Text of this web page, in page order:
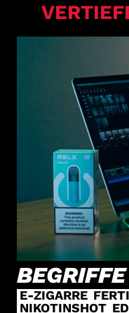
BEGRIFFE
E-ZIGARRE
NIKOTINSHOT